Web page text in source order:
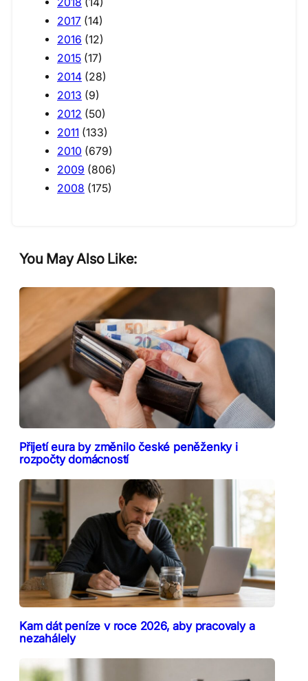
2017 (14)
2016 (12)
2015 (17)
2014 (28)
2013 (9)
2012 (50)
2011 (133)
2010 (679)
2009 (806)
2008 (175)
You May Also Like:
Přijetí eura by změnilo české peněženky i
rozpočty domácností
Kam dát peníze v roce 2026, aby pracovaly a
nezahálely